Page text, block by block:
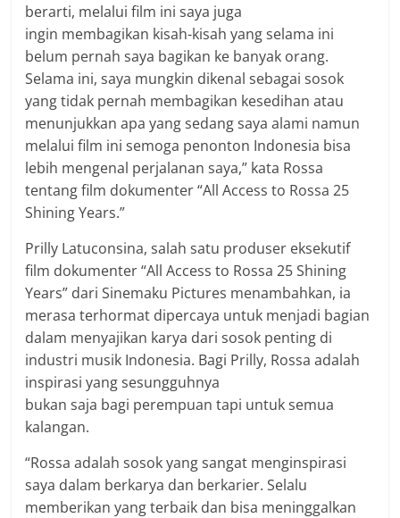
berarti, melalui film ini saya juga
ingin membagikan kisah-kisah yang selama ini
belum pernah saya bagikan ke banyak orang.
Selama ini, saya mungkin dikenal sebagai sosok
yang tidak pernah membagikan kesedihan atau
menunjukkan apa yang sedang saya alami namun
melalui film ini semoga penonton Indonesia bisa
lebih mengenal perjalanan saya,” kata Rossa
tentang film dokumenter “All Access to Rossa 25
Shining Years.”
Prilly Latuconsina, salah satu produser eksekutif
film dokumenter “All Access to Rossa 25 Shining
Years” dari Sinemaku Pictures menambahkan, ia
merasa terhormat dipercaya untuk menjadi bagian
dalam menyajikan karya dari sosok penting di
industri musik Indonesia. Bagi Prilly, Rossa adalah
inspirasi yang sesungguhnya
bukan saja bagi perempuan tapi untuk semua
kalangan.
“Rossa adalah sosok yang sangat menginspirasi
saya dalam berkarya dan berkarier. Selalu
memberikan yang terbaik dan bisa meninggalkan